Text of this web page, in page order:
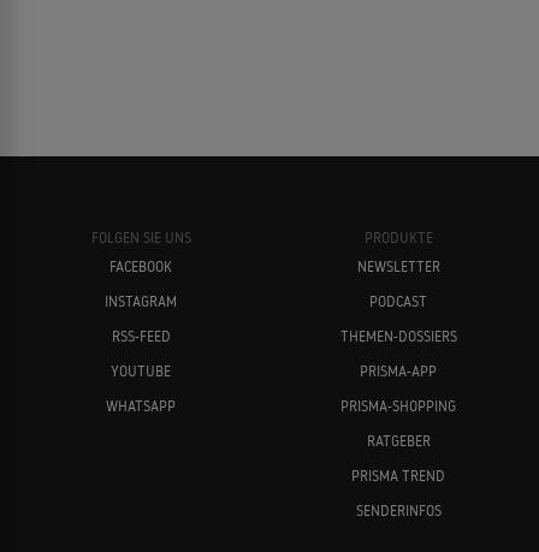
FOLGEN SIE UNS
FACEBOOK
INSTAGRAM
RSS-FEED
YOUTUBE
WHATSAPP
PRODUKTE
NEWSLETTER
PODCAST
THEMEN-DOSSIERS
PRISMA-APP
PRISMA-SHOPPING
RATGEBER
PRISMA TREND
SENDERINFOS